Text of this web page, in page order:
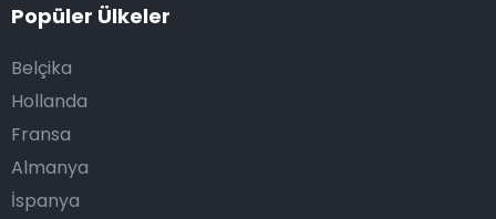
Popüler Ülkeler
Belçika
Hollanda
Fransa
Almanya
İspanya